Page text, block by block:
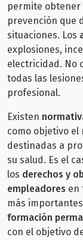
permite obtener
prevención que
situaciones. Los
explosiones,
electricidad. No
todas las
profesional.
Existen
como objetivo
destinadas a
su salud. Es el
los derechos y
empleadores en
más
formación
con el objetivo